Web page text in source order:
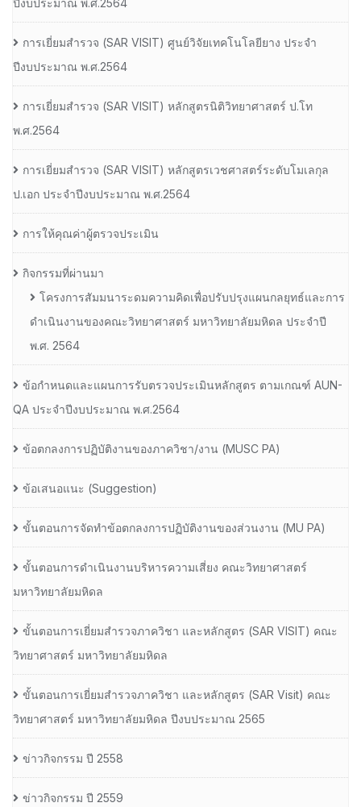
ปีงบประมาณ พ.ศ.2564
การเยี่ยมสํารวจ (SAR VISIT) ศูนย์วิจัยเทคโนโลยียาง ประจํา
ปีงบประมาณ พ.ศ.2564
การเยี่ยมสํารวจ (SAR VISIT) หลักสูตรนิติวิทยาศาสตร์ ป.โท
พ.ศ.2564
การเยี่ยมสํารวจ (SAR VISIT) หลักสูตรเวชศาสตร์ระดับโมเลกุล
ป.เอก ประจําปีงบประมาณ พ.ศ.2564
การให้คุณค่าผู้ตรวจประเมิน
กิจกรรมที่ผ่านมา
โครงการสัมมนาระดมความคิดเพื่อปรับปรุงแผนกลยุทธ์และการ
ดำเนินงานของคณะวิทยาศาสตร์ มหาวิทยาลัยมหิดล ประจำปี
พ.ศ. 2564
ข้อกำหนดและแผนการรับตรวจประเมินหลักสูตร ตามเกณฑ์ AUN-
QA ประจำปีงบประมาณ พ.ศ.2564
ข้อตกลงการปฏิบัติงานของภาควิชา/งาน (MUSC PA)
ข้อเสนอแนะ (Suggestion)
ขั้นตอนการจัดทำข้อตกลงการปฏิบัติงานของส่วนงาน (MU PA)
ขั้นตอนการดำเนินงานบริหารความเสี่ยง คณะวิทยาศาสตร์
มหาวิทยาลัยมหิดล
ขั้นตอนการเยี่ยมสำรวจภาควิชา และหลักสูตร (SAR VISIT) คณะ
วิทยาศาสตร์ มหาวิทยาลัยมหิดล
ขั้นตอนการเยี่ยมสำรวจภาควิชา และหลักสูตร (SAR Visit) คณะ
วิทยาศาสตร์ มหาวิทยาลัยมหิดล ปีงบประมาณ 2565
ข่าวกิจกรรม ปี 2558
ข่าวกิจกรรม ปี 2559